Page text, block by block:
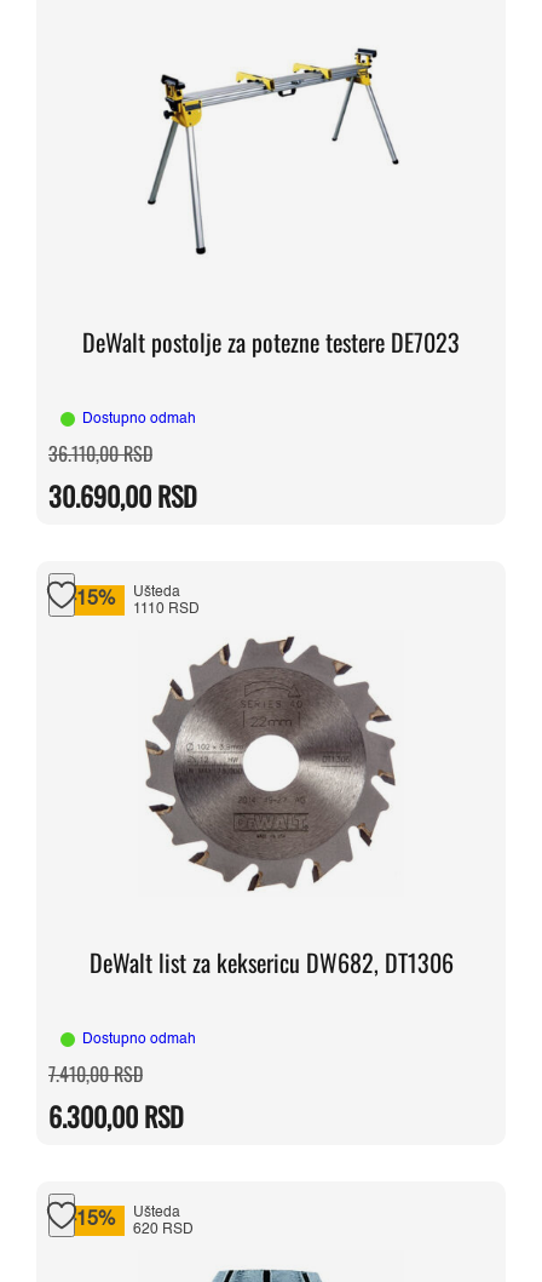
DeWalt postolje za potezne testere DE7023
Dostupno odmah
36.110,00RSDOriginalna
cena
bila:
36.110,00 RSD.
30.690,00RSD
Trenutna
cena
30.690,00 RSD.
-15%
Ušteda
1110 RSD
DeWalt list za keksericu DW682, DT1306
Dostupno odmah
7.410,00RSDOriginalna
cena
bila:
7.410,00 RSD.
6.300,00RSD
Trenutna
cena
6.300,00 RSD.
-15%
Ušteda
620 RSD